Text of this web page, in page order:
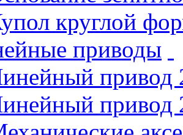
круглой
приводы
привод
привод